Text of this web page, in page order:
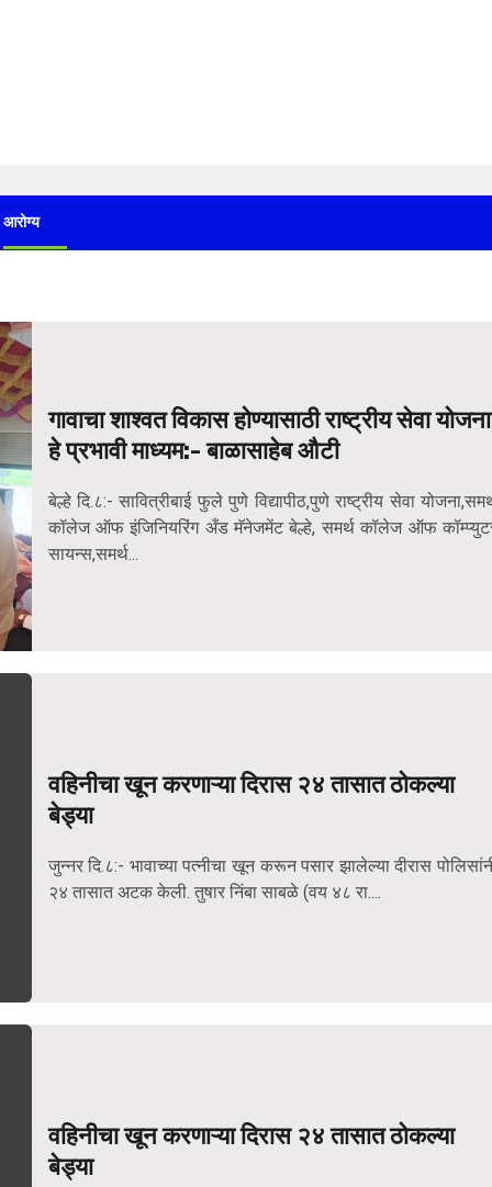
आरोग्य
गावाचा शाश्वत विकास होण्यासाठी राष्ट्रीय सेवा योजना
हे प्रभावी माध्यम:- बाळासाहेब औटी
बेल्हे दि.८:- सावित्रीबाई फुले पुणे विद्यापीठ,पुणे राष्ट्रीय सेवा
कॉलेज ऑफ इंजिनियरिंग अँड मॅनेजमेंट बेल्हे, समर्थ कॉलेज ऑफ
सायन्स,समर्थ...
वहिनीचा खून करणाऱ्या दिरास २४ तासात ठोकल्या
बेड्या
जुन्नर दि.८:- भावाच्या पत्नीचा खून करून पसार झालेल्या दीरास
२४ तासात अटक केली. तुषार निंबा साबळे (वय ४८ रा....
वहिनीचा खून करणाऱ्या दिरास २४ तासात ठोकल्या
बेड्या